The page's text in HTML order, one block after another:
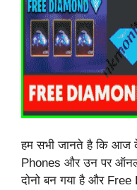
हम सभी जानते है कि
Phones और उन पर
दोनो बन गया है और